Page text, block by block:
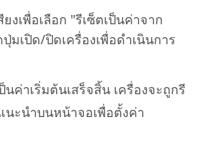
งเพื่อเลือก "รีเซ็ตเป็นค่าจาก
มเปิด/ปิดเครื่องเพื่อดำเนินการ
นค่าเริ่มต้นเสร็จสิ้น เครื่องจะถูกรี
ะนำบนหน้าจอเพื่อตั้งค่า